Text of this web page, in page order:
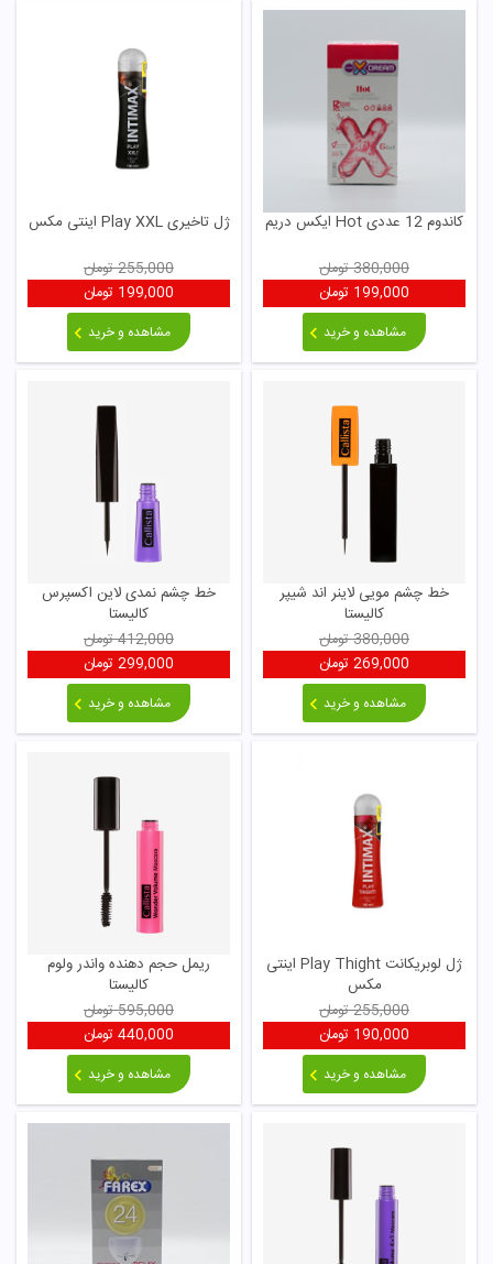
کاندوم 12 عددی Hot ایکس دریم
380,000تومان
199,000 تومان
مشاهده و خرید
ژل تاخیری Play XXL اینتی مکس
255,000تومان
199,000 تومان
مشاهده و خرید
خط چشم مویی لاینر اند شیپر
کالیستا
380,000تومان
269,000 تومان
مشاهده و خرید
خط چشم نمدی لاین اکسپرس
کالیستا
412,000تومان
299,000 تومان
مشاهده و خرید
ژل لوبریکانت Play Thight اینتی
مکس
255,000تومان
190,000 تومان
مشاهده و خرید
ریمل حجم دهنده واندر ولوم
کالیستا
595,000تومان
440,000 تومان
مشاهده و خرید